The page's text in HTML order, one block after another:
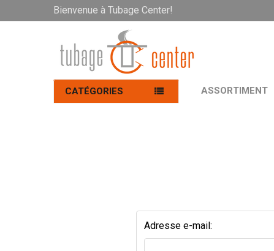
Bienvenue à Tubage Center!
CATÉGORIES ASSORTIMENT
Adresse e-mail: